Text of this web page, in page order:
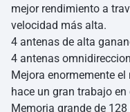
mejor rendimiento a
velocidad más alta.
4 antenas de alta
4 antenas
Mejora enormemente
hace un gran trabajo
Memoria grande de 128